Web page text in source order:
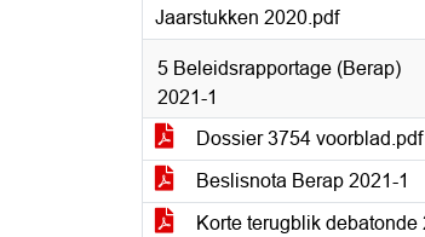
Jaarstukken 2020.pdf
5 Beleidsrapportage (Berap)
2021-1
Dossier 3754 voorblad.pdf
Beslisnota Berap 2021-1
Korte terugblik debatonde